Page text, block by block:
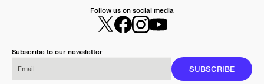
Follow us on social media
Subscribe to our newsletter
SUBSCRIBE